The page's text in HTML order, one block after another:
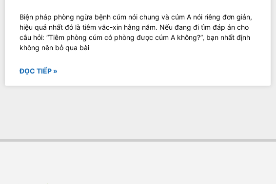
Biện pháp phòng ngừa bệnh cúm nói chung và cúm A nói riêng đơn giản,
hiệu quả nhất đó là tiêm vắc-xin hằng năm. Nếu đang đi tìm đáp án cho
câu hỏi: “Tiêm phòng cúm có phòng được cúm A không?”, bạn nhất định
không nên bỏ qua bài
ĐỌC TIẾP »